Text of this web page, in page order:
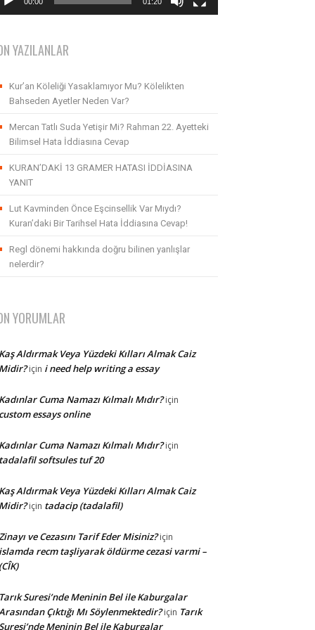
YAZILANLAR
Kur’an Köleliği Yasaklamıyor Mu? Kölelikten
Bahseden Ayetler Neden Var?
Mercan Tatlı Suda Yetişir Mi? Rahman 22. Ayetteki
Bilimsel Hata İddiasına Cevap
KURAN’DAKİ 13 GRAMER HATASI İDDİASINA
YANIT
Lut Kavminden Önce Eşcinsellik Var Mıydı?
Kuran’daki Bir Tarihsel Hata İddiasına Cevap!
Regl dönemi hakkında doğru bilinen yanlışlar
nelerdir?
YORUMLAR
Aldırmak Veya Yüzdeki Kılları Almak Caiz
için i need help writing a essay
Cuma Namazı Kılmalı Mıdır?için
essays online
Cuma Namazı Kılmalı Mıdır?için
softsules tuf 20
Aldırmak Veya Yüzdeki Kılları Almak Caiz
için tadacip (tadalafil)
ve Cezasını Tarif Eder Misiniz?için
recm taşliyarak öldürme cezasi varmi –
Suresi’nde Meninin Bel ile Kaburgalar
Çıktığı Mı Söylenmektedir?için Tarık
Meninin Bel ile Kaburgalar